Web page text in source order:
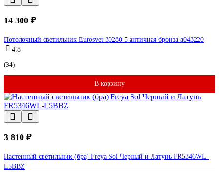
14 300 ₽
Потолочный светильник Eurosvet 30280 5 античная бронза a043220
4.8
(34)
В корзину
3 810 ₽
Настенный светильник (бра) Freya Sol Черный и Латунь FR5346WL-
L5BBZ